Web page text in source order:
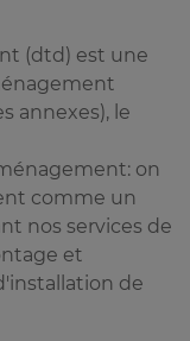
(dtd) est une
annexes), le
on
comme un
nos services de
et
de